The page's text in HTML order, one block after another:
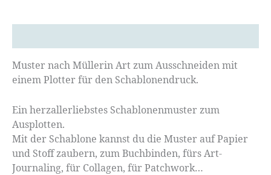
Muster nach Müllerin Art zum Ausschneiden mit
einem Plotter für den Schablonendruck.
Ein herzallerliebstes Schablonenmuster zum
Ausplotten.
Mit der Schablone kannst du die Muster auf Papier
und Stoff zaubern, zum Buchbinden, fürs Art-
Journaling, für Collagen, für Patchwork…